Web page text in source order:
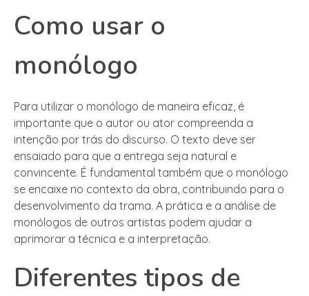
Como usar o
monólogo
Para utilizar o monólogo de maneira eficaz, é
importante que o autor ou ator compreenda a
intenção por trás do discurso. O texto deve ser
ensaiado para que a entrega seja natural e
convincente. É fundamental também que o monólogo
se encaixe no contexto da obra, contribuindo para o
desenvolvimento da trama. A prática e a análise de
monólogos de outros artistas podem ajudar a
aprimorar a técnica e a interpretação.
Diferentes tipos de